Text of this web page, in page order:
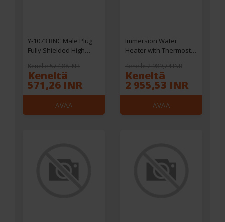
Y-1073 BNC Male Plug
Fully Shielded High
Frequency Test BNC
Connector
Kenelle 577,88 INR
Keneltä
571,26 INR
AVAA
Immersion Water
Heater with Thermostat
Portable Bathtub
Bucket Submersible
Heater Pool Heater for
In
Kenelle 2 989,74 INR
Keneltä
2 955,53 INR
AVAA